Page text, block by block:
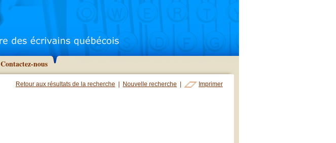
Contactez-nous
Retour aux résultats de la recherche Nouvelle recherche Imprimer